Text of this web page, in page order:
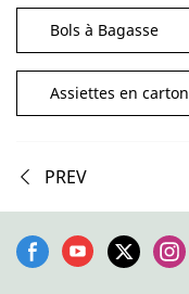
Bols à Bagasse
PREV